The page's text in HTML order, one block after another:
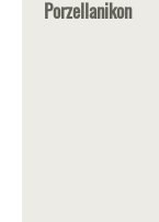
Porzellanikon